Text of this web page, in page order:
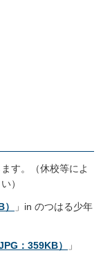
す。（休校等によ
）
」in のつはる少年
：359KB） 」